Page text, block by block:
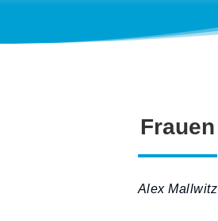
Frauen
Alex Mallwitz